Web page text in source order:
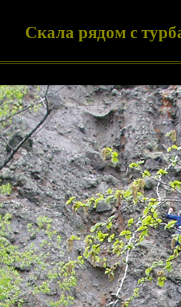
Скала рядом с